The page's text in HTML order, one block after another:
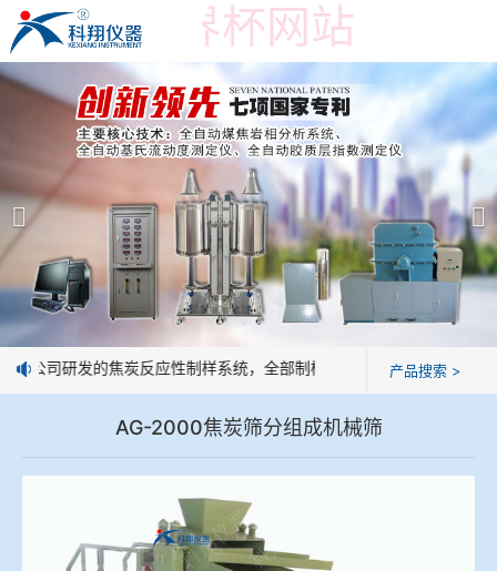
在线买世界杯网站
在线买世界杯网站
产品展示 ＞
焦炭高温性能检测系统
焦化行业检测及优化配煤设备
球团矿/烧结矿/块矿高温冶金性能检测系统
烧结/球团优化配矿研究设备
高炉配吹煤检测设备
冶金渣、保护渣等高温物性检测设备
公司简介
在线买世界杯网站
企业业绩
技术交流
标准下载
我公司研发的焦炭反应性制样系统，全部制样过程机械化操作，没有
产品搜索 >
AG-2000焦炭筛分组成机械筛